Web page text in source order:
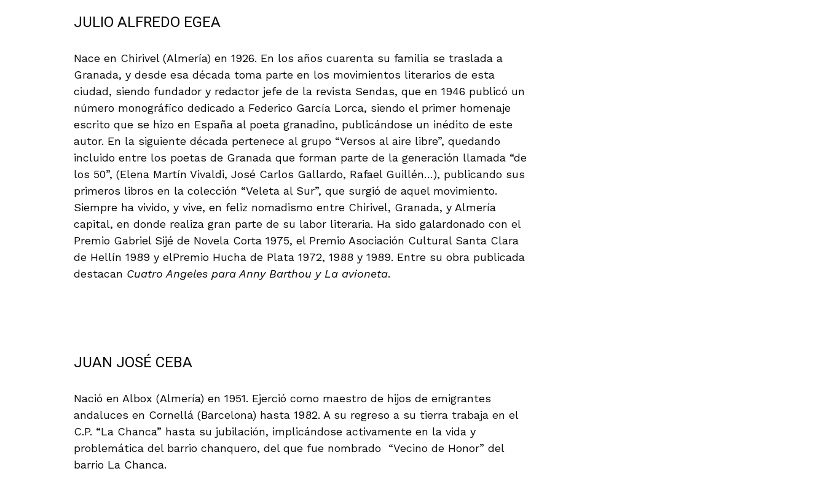
JULIO ALFREDO EGEA
Nace en Chirivel (Almería) en 1926. En los años cuarenta su familia se traslada a
Granada, y desde esa década toma parte en los movimientos literarios de esta
ciudad, siendo fundador y redactor jefe de la revista Sendas, que en 1946 publicó un
número monográfico dedicado a Federico García Lorca, siendo el primer homenaje
escrito que se hizo en España al poeta granadino, publicándose un inédito de este
autor. En la siguiente década pertenece al grupo “Versos al aire libre”, quedando
incluido entre los poetas de Granada que forman parte de la generación llamada “de
los 50”, (Elena Martín Vivaldi, José Carlos Gallardo, Rafael Guillén…), publicando sus
primeros libros en la colección “Veleta al Sur”, que surgió de aquel movimiento.
Siempre ha vivido, y vive, en feliz nomadismo entre Chirivel, Granada, y Almería
capital, en donde realiza gran parte de su labor literaria. Ha sido galardonado con el
Premio Gabriel Sijé de Novela Corta 1975, el Premio Asociación Cultural Santa Clara
de Hellín 1989 y elPremio Hucha de Plata 1972, 1988 y 1989. Entre su obra publicada
destacan Cuatro Angeles para Anny Barthou y La avioneta.
JUAN JOSÉ CEBA
Nació en Albox (Almería) en 1951. Ejerció como maestro de hijos de emigrantes
andaluces en Cornellá (Barcelona) hasta 1982. A su regreso a su tierra trabaja en el
C.P. “La Chanca” hasta su jubilación, implicándose activamente en la vida y
problemática del barrio chanquero, del que fue nombrado “Vecino de Honor” del
barrio La Chanca.